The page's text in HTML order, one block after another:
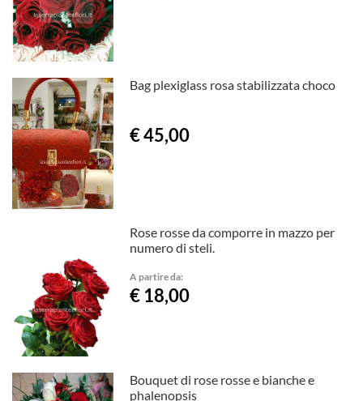
Bag plexiglass rosa stabilizzata choco
€ 45,00
Rose rosse da comporre in mazzo per
numero di steli.
A partire da:
€ 18,00
Bouquet di rose rosse e bianche e
phalenopsis